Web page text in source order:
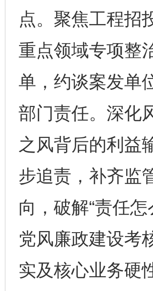
点。聚焦工程招
重点领域专项整
单，约谈案发单
部门责任。深化
之风背后的利益
步追责，补齐监
向，破解“责任
党风廉政建设考
实及核心业务硬